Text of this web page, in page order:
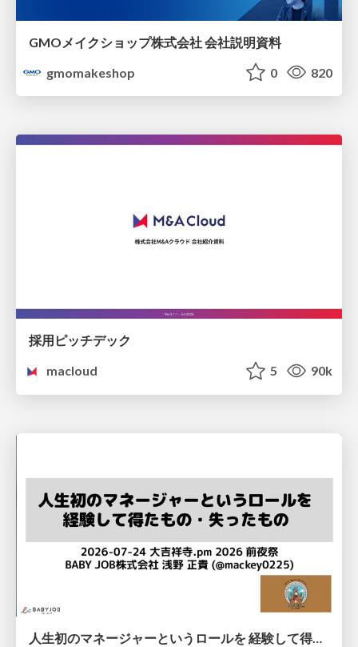
GMOメイクショップ株式会社 会社説明資料
gmomakeshop
0 820
採用ピッチデック
macloud
5 90k
人生初のマネージャーというロールを 経験して得たもの・失ったもの / Reflections on My First Manager Role